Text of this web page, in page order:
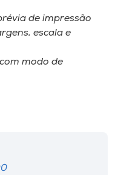
de impressão
escala e
modo de